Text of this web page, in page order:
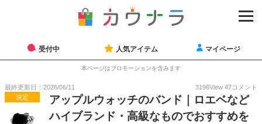
受付中 人気アイテム マイページ
本ページはプロモーションを含みます
最終更新日：2026/06/11 3196View 47コメント
決定
アップルウォッチのバンド｜ロエベなど
ハイブランド・高級なものでおすすめを